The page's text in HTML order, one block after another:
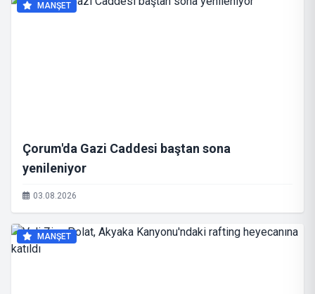
MANŞET
Çorum'da Gazi Caddesi baştan sona
yenileniyor
03.08.2026
MANŞET